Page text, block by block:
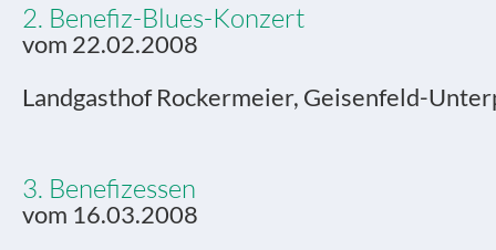
2. Benefiz-Blues-Konzert
vom 22.02.2008
Landgasthof Rockermeier, Geisenfeld-
3. Benefizessen
vom 16.03.2008